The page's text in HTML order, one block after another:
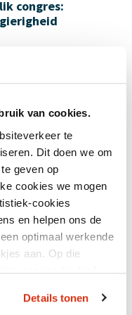
van cookies.
te
Dit doen we om
geven op
cookies we mogen
cookies
en helpen ons de
optimaal werkende
aan. Op die
service bieden!
Details tonen
congres:
doe je samen